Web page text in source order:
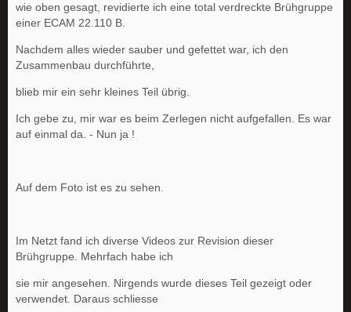
wie oben gesagt, revidierte ich eine total verdreckte Brühgruppe
einer ECAM 22.110 B.
Nachdem alles wieder sauber und gefettet war, ich den
Zusammenbau durchführte,
blieb mir ein sehr kleines Teil übrig.
Ich gebe zu, mir war es beim Zerlegen nicht aufgefallen. Es war
auf einmal da. - Nun ja !
Auf dem Foto ist es zu sehen.
Im Netzt fand ich diverse Videos zur Revision dieser
Brühgruppe. Mehrfach habe ich
sie mir angesehen. Nirgends wurde dieses Teil gezeigt oder
verwendet. Daraus schliesse